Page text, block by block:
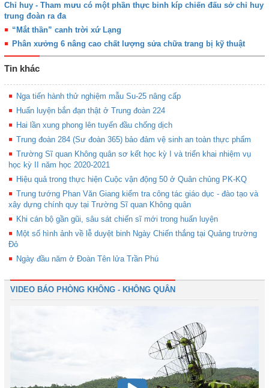
Chỉ huy - Tham mưu có một phần thực binh kíp chiến đấu sở chỉ huy
trung đoàn ra đa
“Mắt thần” canh trời xứ Lạng
Phân xưởng 6 nâng cao chất lượng sửa chữa trang bị kỹ thuật
Tin khác
Nga tiến hành thử nghiệm mẫu Su-25 nâng cấp
Huấn luyện bắn đạn thật ở Trung đoàn 224
Hai lần xung phong lên tuyến đầu chống dịch
Trung đoàn 284 (Sư đoàn 365) bảo đảm vệ sinh an toàn thực phẩm
Trường Sĩ quan Không quân sơ kết học kỳ I và triển khai nhiệm vụ
học kỳ II năm học 2020-2021
Hiệu quả trong thực hiện Cuộc vận động 50 ở Quân chủng PK-KQ
Trung tướng Phan Văn Giang kiểm tra công tác giáo dục - đào tạo và
xây dựng chính quy tại Trường Sĩ quan Không quân
Khi cán bộ gần gũi, sâu sát chiến sĩ mới trong huấn luyện
Một số hình ảnh về lễ duyệt binh Ngày Chiến thắng tại Quảng trường
Đỏ
Ngày đầu năm ở Đoàn Tên lửa Trần Phú
VIDEO BÁO PHÒNG KHÔNG - KHÔNG QUÂN